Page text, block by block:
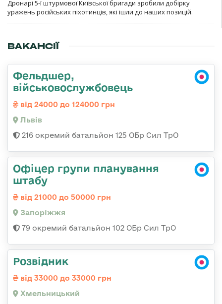
Дронарі 5-ї штурмової Київської бригади зробили добірку
уражень російських піхотинців, які ішли до наших позицій.
ВАКАНСІЇ
Фельдшер,
військовослужбовець
від 24000 до 124000 грн
Львів
216 окремий батальйон 125 ОБр Сил ТрО
Офіцер групи планування
штабу
від 21000 до 50000 грн
Запоріжжя
79 окремий батальйон 102 ОБр Сил ТрО
Розвідник
від 33000 до 33000 грн
Хмельницький